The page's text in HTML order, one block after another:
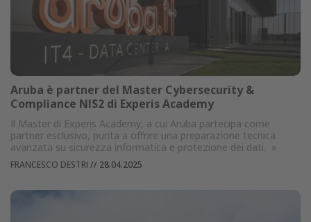
Aruba è partner del Master Cybersecurity &
Compliance NIS2 di Experis Academy
Il Master di Experis Academy, a cui Aruba partecipa come
partner esclusivo, punta a offrire una preparazione tecnica
avanzata su sicurezza informatica e protezione dei dati. »
FRANCESCO DESTRI // 28.04.2025